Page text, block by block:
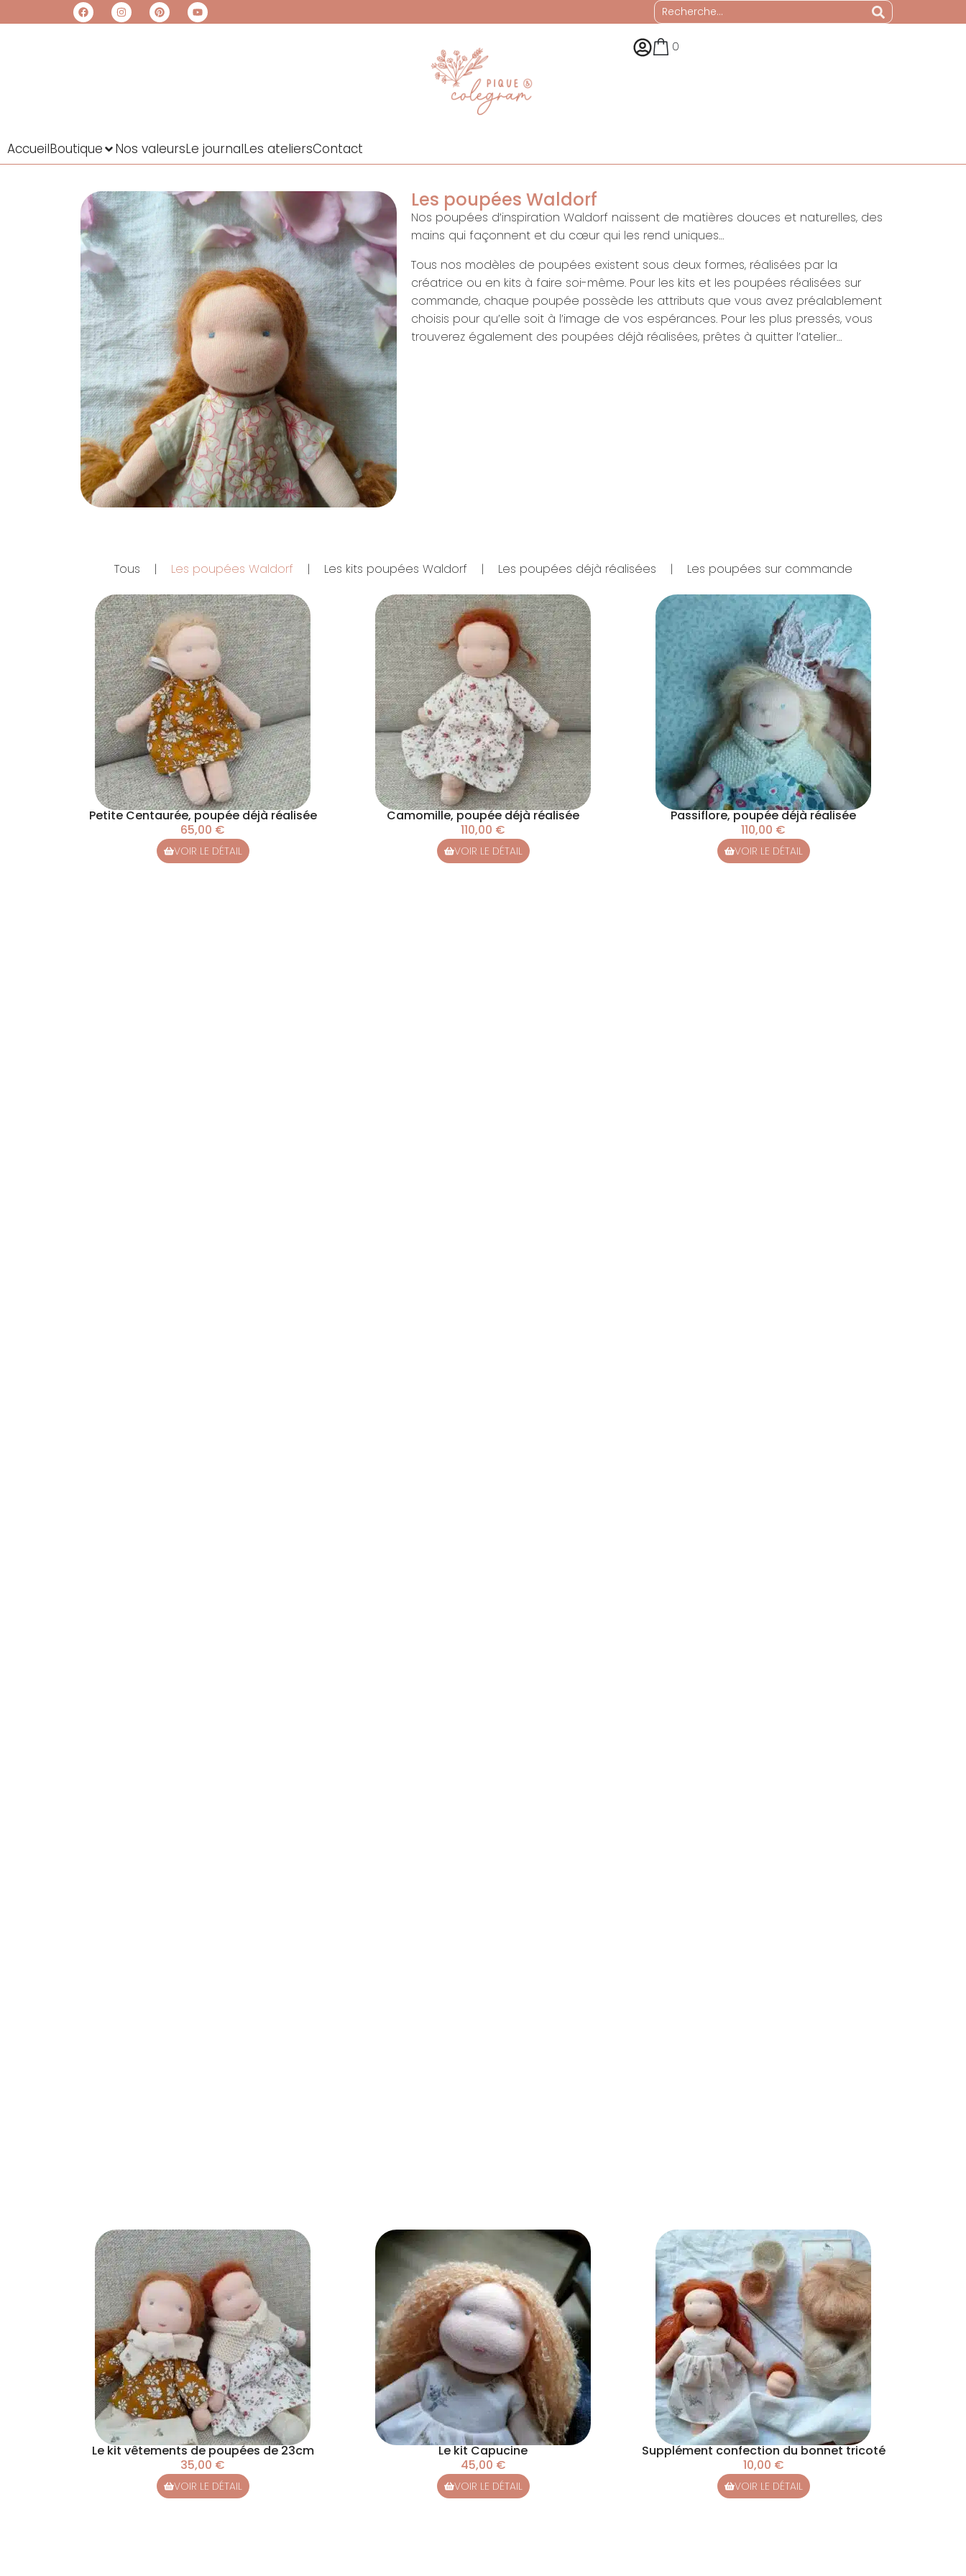
0
AccueilBoutique Nos valeursLe journalLes ateliersContact
Les poupées Waldorf
Nos poupées d’inspiration Waldorf naissent de matières douces et naturelles, des
mains qui façonnent et du cœur qui les rend uniques…
Tous nos modèles de poupées existent sous deux formes, réalisées par la
créatrice ou en kits à faire soi-même. Pour les kits et les poupées réalisées sur
commande, chaque poupée possède les attributs que vous avez préalablement
choisis pour qu’elle soit à l’image de vos espérances. Pour les plus pressés, vous
trouverez également des poupées déjà réalisées, prêtes à quitter l’atelier…
Tous | Les poupées Waldorf | Les kits poupées Waldorf | Les poupées déjà réalisées | Les poupées sur commande
Petite Centaurée, poupée déjà réalisée
65,00 €
VOIR LE DÉTAIL
Camomille, poupée déjà réalisée
110,00 €
VOIR LE DÉTAIL
Passiflore, poupée déjà réalisée
110,00 €
VOIR LE DÉTAIL
Le kit vêtements de poupées de 23cm
35,00 €
VOIR LE DÉTAIL
Le kit Capucine
45,00 €
VOIR LE DÉTAIL
Supplément confection du bonnet tricoté
10,00 €
VOIR LE DÉTAIL